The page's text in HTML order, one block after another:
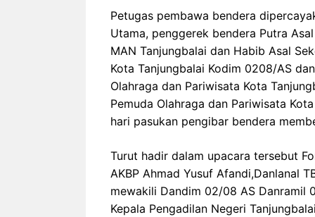
Petugas pembawa bendera
Utama, penggerek bendera Putra
MAN Tanjungbalai dan Habib Asal
Kota Tanjungbalai Kodim 0208/AS
Olahraga dan Pariwisata Kota
Pemuda Olahraga dan Pariwisata
hari pasukan pengibar bendera
Turut hadir dalam upacara tersebut
AKBP Ahmad Yusuf Afandi,Danlanal
mewakili Dandim 02/08 AS Danramil
Kepala Pengadilan Negeri